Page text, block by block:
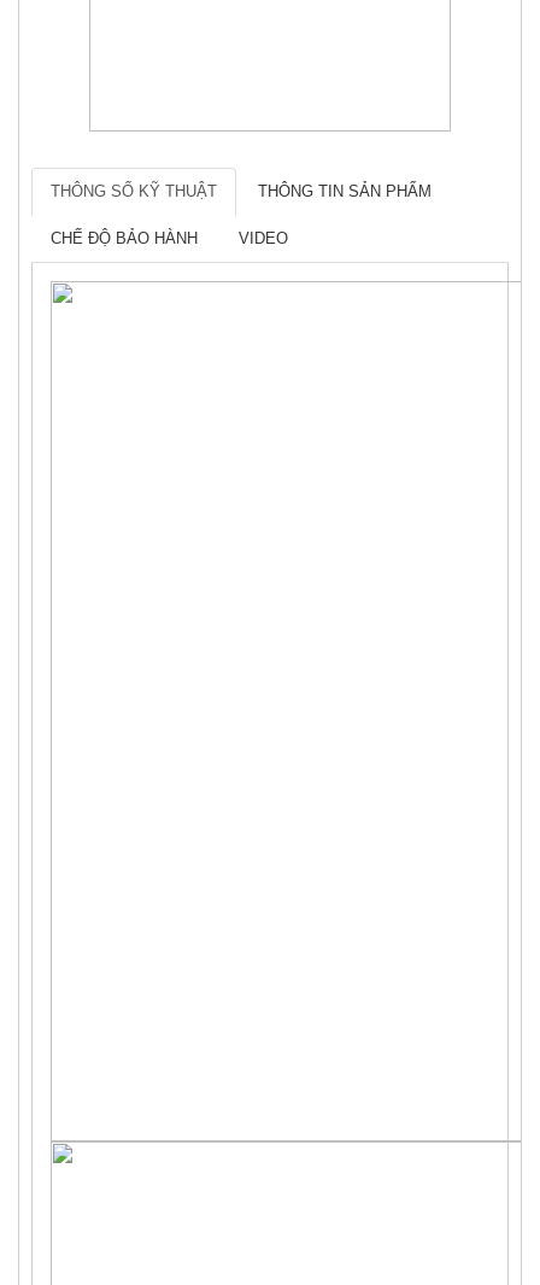
THÔNG SỐ KỸ THUẬT THÔNG TIN SẢN PHẨM
CHẾ ĐỘ BẢO HÀNH VIDEO